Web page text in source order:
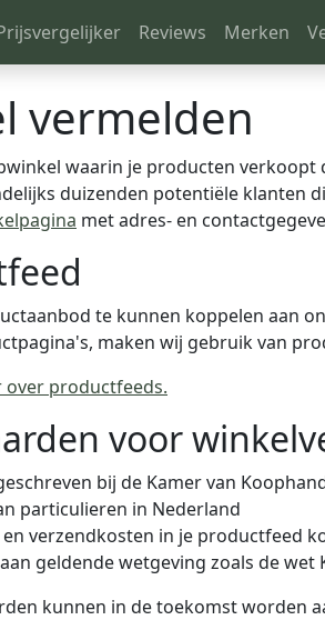
Reviews Merken
vermelden
waarin je producten
duizenden potentiële klanten
met adres- en
te kunnen koppelen aan
maken wij gebruik van
over productfeeds.
voor
bij de Kamer van
particulieren in Nederland
verzendkosten in je productfeed
geldende wetgeving zoals de wet
kunnen in de toekomst worden